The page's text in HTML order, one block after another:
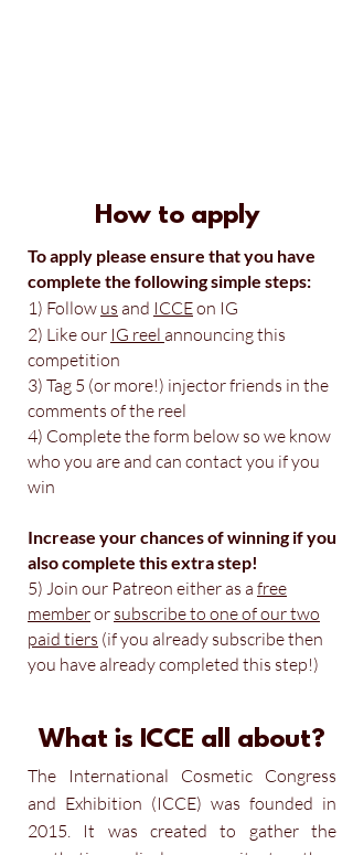
How to apply
What is ICCE all about?
The International Cosmetic Congress
and Exhibition (ICCE) was founded in
2015. It was created to gather the
To apply please ensure that you have
complete the following simple steps:
1) Follow us and ICCEon IG
2) Like our IG reel announcing this
competition
3) Tag 5 (or more!) injector friends in the
comments of the reel
4) Complete the form below so we know
who you are and can contact you if you
win
Increase your chances of winning if you
also complete thisextrastep!
5) Join our Patreon either as a free
memberor subscribe to one of our two
paid tiers (if you already subscribe then
you have already completed this step!)